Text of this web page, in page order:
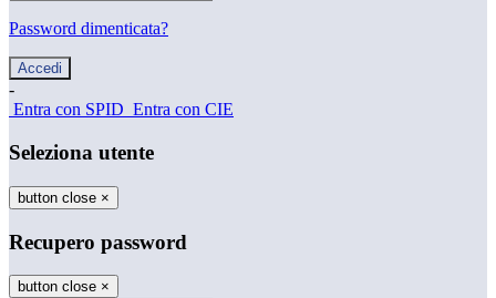
Password dimenticata?
-
Entra con SPID Entra con CIE
Seleziona utente
button close ×
Recupero password
button close ×